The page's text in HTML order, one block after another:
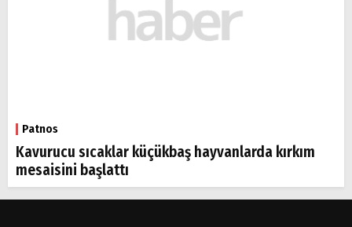
Patnos
Kavurucu sıcaklar küçükbaş hayvanlarda kırkım
mesaisini başlattı